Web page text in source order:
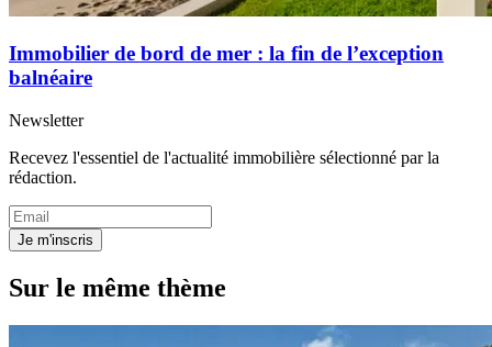
Immobilier de bord de mer : la fin de l’exception
balnéaire
Newsletter
Recevez l'essentiel de l'actualité immobilière sélectionné par la
rédaction.
Je m'inscris
Sur le même thème